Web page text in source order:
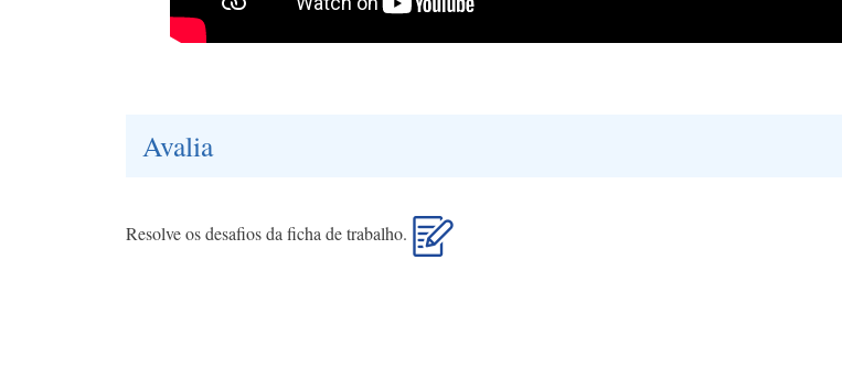
Avalia
Resolve os desafios da ficha de trabalho.